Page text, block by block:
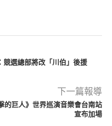
選總部將改「川伯」後援
下一篇報導
的巨人》世界巡演音樂會台南站
宣布加場